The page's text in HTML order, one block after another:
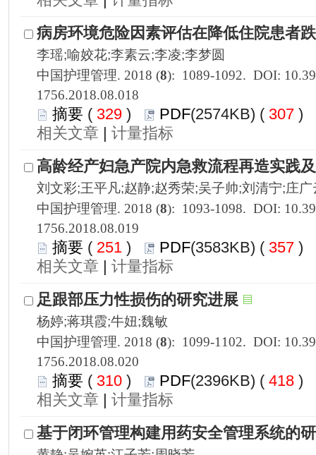
1756.2018.08.018
329 ) 307 )
|
1756.2018.08.019
251 ) 357 )
|
1756.2018.08.020
310 ) 418 )
|